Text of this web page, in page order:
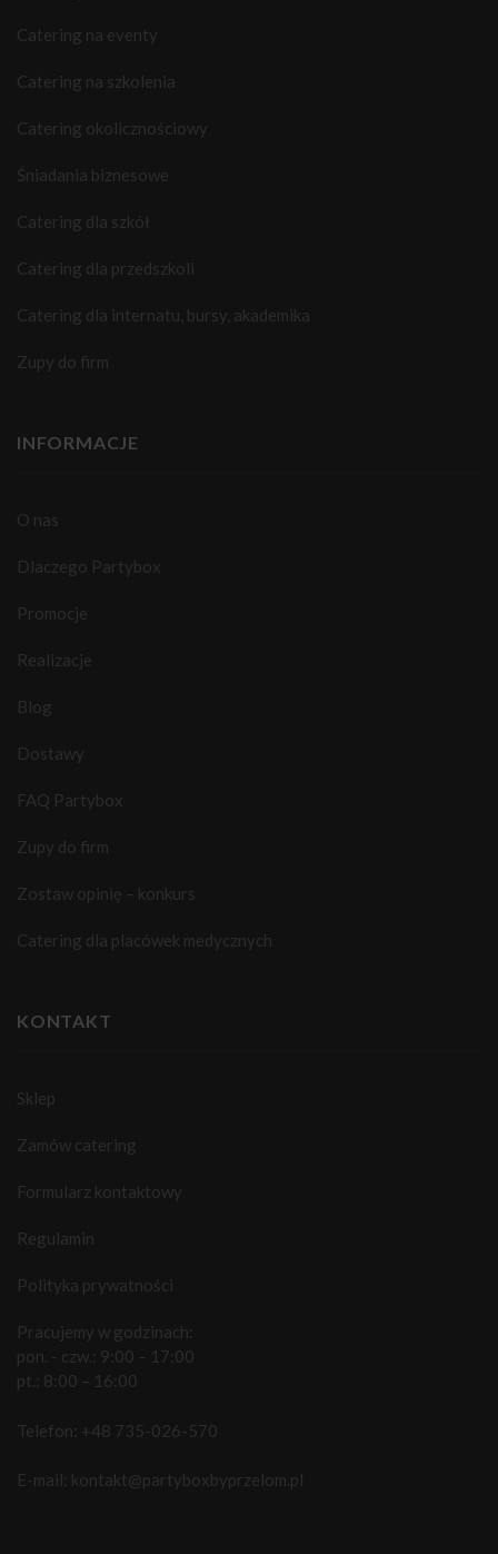
Catering na eventy
Catering na szkolenia
Catering okolicznościowy
Śniadania biznesowe
Catering dla szkół
Catering dla przedszkoli
Catering dla internatu, bursy, akademika
Zupy do firm
INFORMACJE
O nas
Dlaczego Partybox
Promocje
Realizacje
Blog
Dostawy
FAQ Partybox
Zupy do firm
Zostaw opinię – konkurs
Catering dla placówek medycznych
KONTAKT
Sklep
Zamów catering
Formularz kontaktowy
Regulamin
Polityka prywatności
Pracujemy w godzinach:
pon. - czw.: 9:00 – 17:00
pt.: 8:00 – 16:00
Telefon: +48 735-026-570
E-mail: kontakt@partyboxbyprzelom.pl